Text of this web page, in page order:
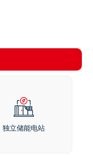
独立储能电站